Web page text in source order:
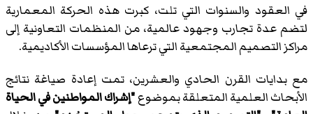
في العقود والسنوات التي تلت، كبرت هذه الحركة المعمارية
لتضم عدة تجارب وجهود عالمية، من المنظمات التعاونية إلى
مراكز التصميم المجتمعية التي ترعاها المؤسسات الأكاديمية.
مع بدايات القرن الحادي والعشرين، تمت إعادة صياغة نتائج
الأبحاث العلمية المتعلقة بموضوع"إشراك المواطنين في الحياة